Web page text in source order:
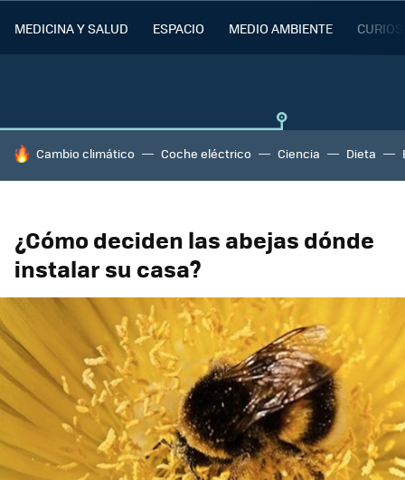
MEDICINA Y SALUD ESPACIO MEDIO AMBIENTE
HOY SE HABLA DE
Cambio climático Coche eléctrico Ciencia Dieta
¿Cómo deciden las abejas dónde
instalar su casa?